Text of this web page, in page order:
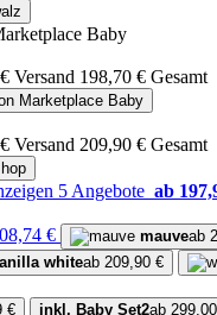
Versand 198,70 € Gesamt
Marketplace Baby
Versand 209,90 € Gesamt
5 Angebote ab
€ mauveab
whiteab 209,90 €
€ inkl. Baby Set2ab